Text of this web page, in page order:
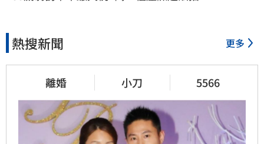
熱搜新聞 更多
離婚 小刀 5566